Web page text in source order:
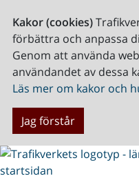
Kakor (cookies)
förbättra och anpassa
Genom att använda
användandet av dessa
Läs mer om kakor och
Jag förstår